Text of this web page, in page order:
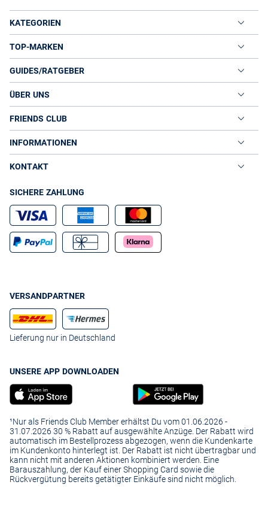
KATEGORIEN
TOP-MARKEN
GUIDES/RATGEBER
ÜBER UNS
FRIENDS CLUB
INFORMATIONEN
KONTAKT
SICHERE ZAHLUNG
VERSANDPARTNER
Lieferung nur in Deutschland
UNSERE APP DOWNLOADEN
¹Nur als Friends Club Member erhältst Du vom 01.06.2026 -
31.07.2026 30 % Rabatt auf ausgewählte Anzüge. Der Rabatt wird
automatisch im Bestellprozess abgezogen, wenn die Kundenkarte
im Kundenkonto hinterlegt ist. Der Rabatt ist nicht übertragbar und
kann nicht mit anderen Aktionen kombiniert werden. Eine
Barauszahlung, der Kauf einer Shopping Card sowie die
Rückvergütung bereits getätigter Einkäufe sind nicht möglich.